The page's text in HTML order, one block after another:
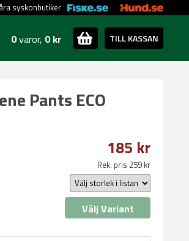
syskonbutiker
0varor, 0 kr TILL KASSAN
Pants ECO
185 kr
Rek. pris 259 kr
Välj Variant